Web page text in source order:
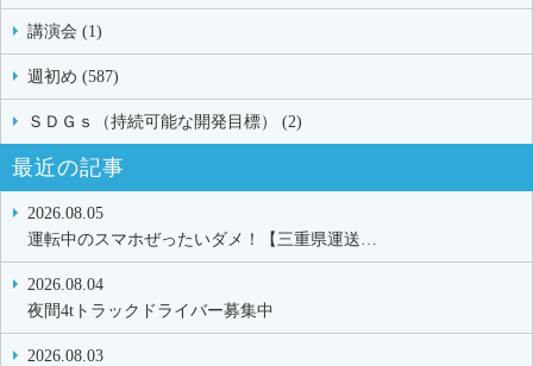
講演会 (1)
週初め (587)
ＳＤＧｓ（持続可能な開発目標） (2)
最近の記事
2026.08.05
運転中のスマホぜったいダメ！【三重県運送…
2026.08.04
夜間4tトラックドライバー募集中
2026.08.03